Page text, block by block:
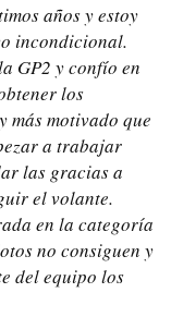
años y estoy
incondicional.
GP2 y confío en
los
más motivado que
a trabajar
las gracias a
el volante.
en la categoría
no consiguen y
del equipo los